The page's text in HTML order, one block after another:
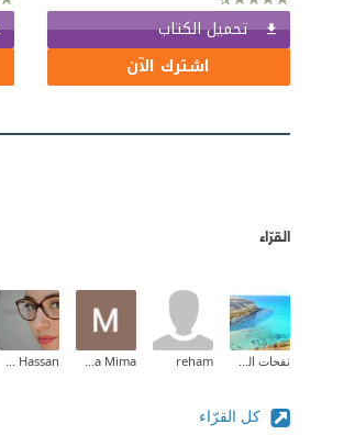
تحميل الكتاب
اشترك الآن
القرّاء
reham
كل القرّاء